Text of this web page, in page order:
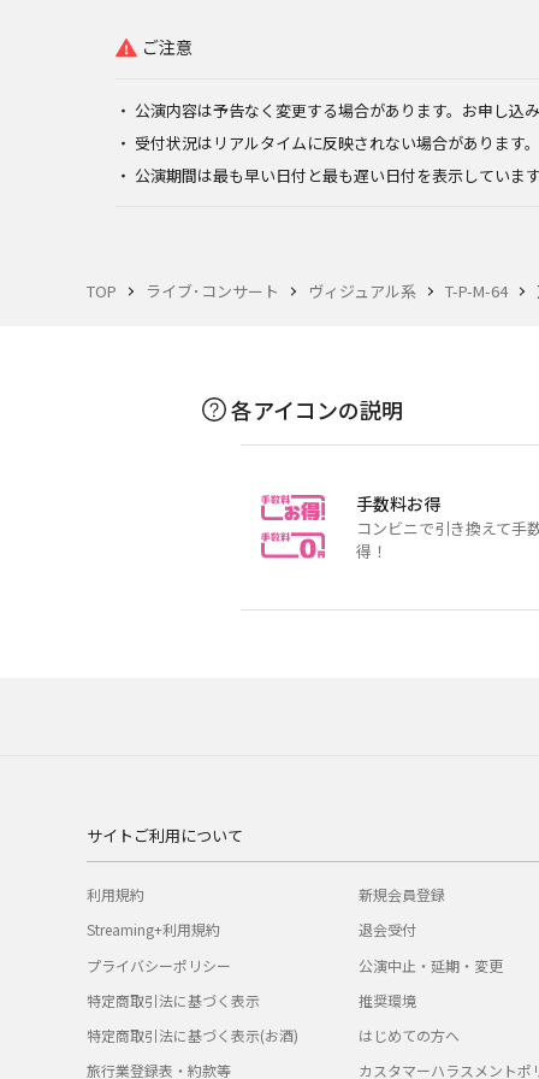
TOP ライブ･コンサート ヴィジュアル系 T-P-M-64
ご注意
公演内容は予告なく変更する場合があります。お申し込
受付状況はリアルタイムに反映されない場合があります。
公演期間は最も早い日付と最も遅い日付を表示していま
各アイコンの説明
手数料お得
コンビニで引き換えて手
得！
サイトご利用について
利用規約
Streaming+利用規約
プライバシーポリシー
特定商取引法に基づく表示
特定商取引法に基づく表示(お酒)
旅行業登録表・約款等
新規会員登録
退会受付
公演中止・延期・変更
推奨環境
はじめての方へ
カスタマーハラスメントポ